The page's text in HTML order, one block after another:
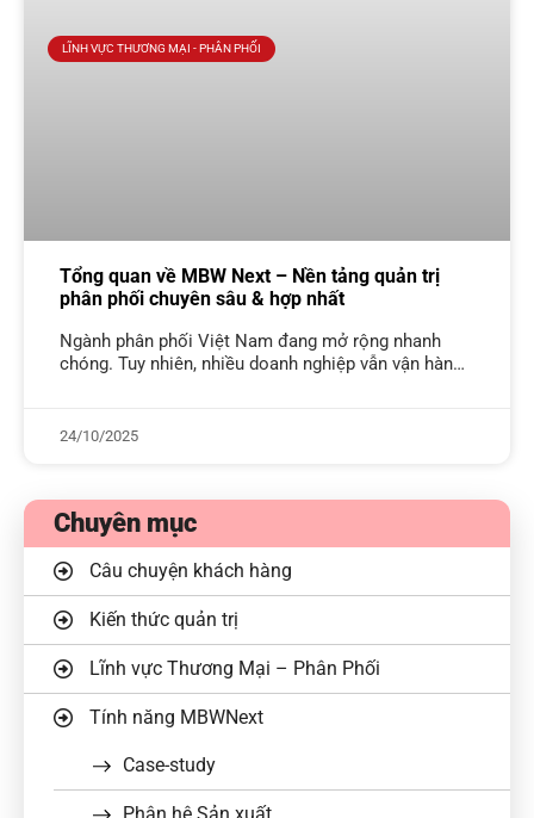
LĨNH VỰC THƯƠNG MẠI - PHÂN PHỐI
Tổng quan về MBW Next – Nền tảng quản trị
phân phối chuyên sâu & hợp nhất
Ngành phân phối Việt Nam đang mở rộng nhanh
chóng. Tuy nhiên, nhiều doanh nghiệp vẫn vận hành
24/10/2025
Chuyên mục
Câu chuyện khách hàng
Kiến thức quản trị
Lĩnh vực Thương Mại – Phân Phối
Tính năng MBWNext
Case-study